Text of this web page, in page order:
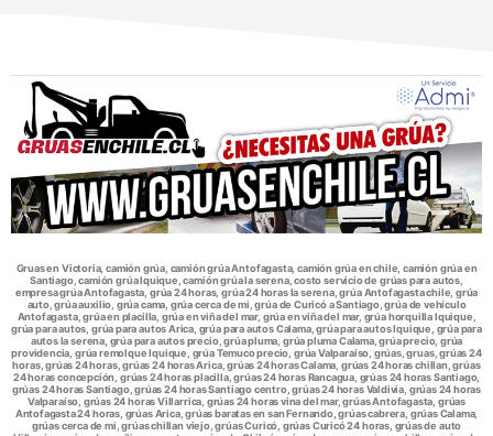
Gruas en Victoria, camión grúa, camión grúa Antofagasta, camión grúa en chile, camión grúa en
Santiago, camión grúa Iquique, camión grúa la serena, costo servicio de grúas para autos,
empresa grúa Antofagasta, grúa 24 horas, grúa 24 horas la serena, grúa Antofagasta chile, grúa
auto, grúa auxilio, grúa cama, grúa cerca de mi, grúa de Curicó a Santiago, grúa de vehículo
Antofagasta, grúa en placilla, grúa en viña del mar, grúa en viña del mar, grúa horquilla Iquique,
grúa para autos, grúa para autos Arica, grúa para autos Calama, grúa para autos Iquique, grúa para
autos la serena, grúa para autos precio, grúa pluma, grúa pluma Calama, grúa precio, grúa
providencia, grúa remolque Iquique, grúa Temuco precio, grúa Valparaíso, grúas, gruas, grúas 24
horas, grúas 24 horas, grúas 24 horas Arica, grúas 24 horas Calama, grúas 24 horas chillan, grúas
24 horas concepción, grúas 24 horas placilla, grúas 24 horas Rancagua, grúas 24 horas Santiago,
grúas 24 horas Santiago, grúas 24 horas Santiago centro, grúas 24 horas Valdivia, grúas 24 horas
Valparaíso, grúas 24 horas Villarrica, grúas 24 horas vina del mar, grúas Antofagasta, grúas
Antofagasta 24 horas, grúas Arica, grúas baratas en san Fernando, grúas cabrera, grúas Calama,
grúas cerca de mi, grúas chillan viejo, grúas Curicó, grúas Curicó 24 horas, grúas de auto